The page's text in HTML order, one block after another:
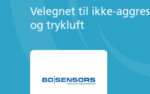
Velegnet til ikke-
og trykluft